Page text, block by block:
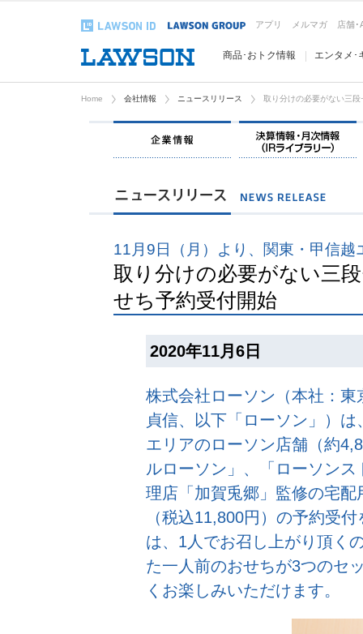
アプリ メルマガ 店舗･
商品･おトク情報 エンタメ･
Home 会社情報 ニュースリリース 取り分けの必要がない三
企業情報
11月9日（月）より、関東・甲信越
取り分けの必要がない三
せち予約受付開始
2020年11月6日
株式会社ローソン（本社：
貞信、以下「ローソン」）
エリアのローソン店舗（約
ルローソン」、「ローソン
理店「加賀兎郷」監修の宅
（税込11,800円）の予約受
は、1人でお召し上がり頂く
た一人前のおせちが3つのセ
くお楽しみいただけます。